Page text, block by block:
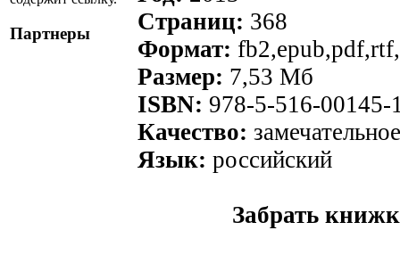
Партнеры
Страниц: 368
Формат:
Размер: 7,53 Мб
ISBN: 978-5-516-00145-
Качество: замечательное
Язык: российский
Забрать